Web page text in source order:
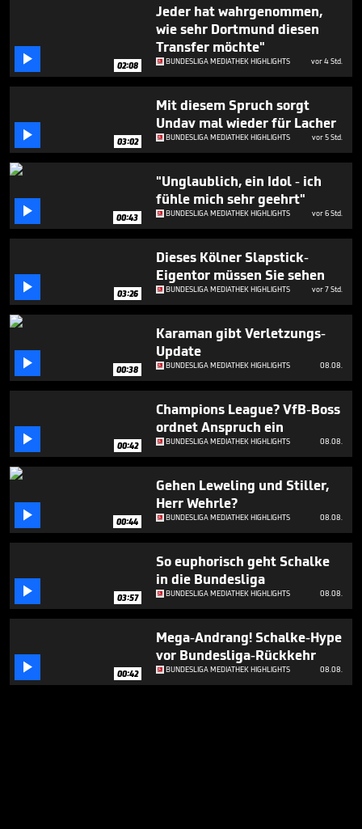
 02:08
Jeder hat wahrgenommen,
wie sehr Dortmund diesen
Transfer möchte"
BUNDESLIGA MEDIATHEK HIGHLIGHTS vor 4 Std.
 03:02
Mit diesem Spruch sorgt
Undav mal wieder für Lacher
BUNDESLIGA MEDIATHEK HIGHLIGHTS vor 5 Std.
 00:43
"Unglaublich, ein Idol - ich
fühle mich sehr geehrt"
BUNDESLIGA MEDIATHEK HIGHLIGHTS vor 6 Std.
 03:26
Dieses Kölner Slapstick-
Eigentor müssen Sie sehen
BUNDESLIGA MEDIATHEK HIGHLIGHTS vor 7 Std.
 00:38
Karaman gibt Verletzungs-
Update
BUNDESLIGA MEDIATHEK HIGHLIGHTS 08.08.
 00:42
Champions League? VfB-Boss
ordnet Anspruch ein
BUNDESLIGA MEDIATHEK HIGHLIGHTS 08.08.
 00:44
Gehen Leweling und Stiller,
Herr Wehrle?
BUNDESLIGA MEDIATHEK HIGHLIGHTS 08.08.
 03:57
So euphorisch geht Schalke
in die Bundesliga
BUNDESLIGA MEDIATHEK HIGHLIGHTS 08.08.
 00:42
Mega-Andrang! Schalke-Hype
vor Bundesliga-Rückkehr
BUNDESLIGA MEDIATHEK HIGHLIGHTS 08.08.